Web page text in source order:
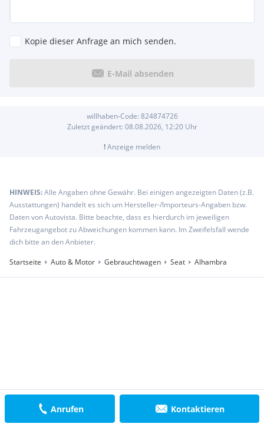
Anrufen Kontaktieren
Kopie dieser Anfrage an mich senden.
E-Mail absenden
willhaben-Code: 824874726
Zuletzt geändert: 08.08.2026, 12:20Uhr
!Anzeige melden
HINWEIS:Alle Angaben ohne Gewähr. Bei einigen angezeigten Daten (z.B.
Ausstattungen) handelt es sich um Hersteller-/Importeurs-Angaben bzw.
Daten von Autovista. Bitte beachte, dass es hierdurch im jeweiligen
Fahrzeugangebot zu Abweichungen kommen kann. Im Zweifelsfall wende
dich bitte an den Anbieter.
Startseite
Auto & Motor Gebrauchtwagen Seat Alhambra